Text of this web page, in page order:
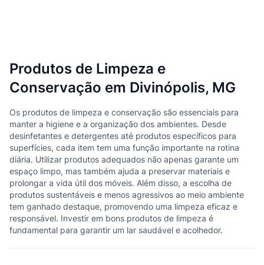
Produtos de Limpeza e
Conservação em Divinópolis, MG
Os produtos de limpeza e conservação são essenciais para
manter a higiene e a organização dos ambientes. Desde
desinfetantes e detergentes até produtos específicos para
superfícies, cada item tem uma função importante na rotina
diária. Utilizar produtos adequados não apenas garante um
espaço limpo, mas também ajuda a preservar materiais e
prolongar a vida útil dos móveis. Além disso, a escolha de
produtos sustentáveis e menos agressivos ao meio ambiente
tem ganhado destaque, promovendo uma limpeza eficaz e
responsável. Investir em bons produtos de limpeza é
fundamental para garantir um lar saudável e acolhedor.